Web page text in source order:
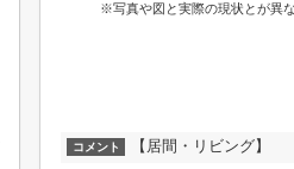
※写真や図と実際の現状とが異
コメント 【居間・リビング】